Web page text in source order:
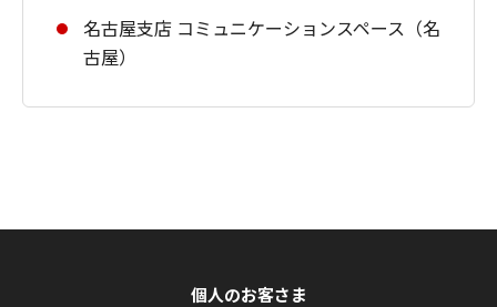
名古屋支店 コミュニケーションスペース（名
古屋）
個人のお客さま